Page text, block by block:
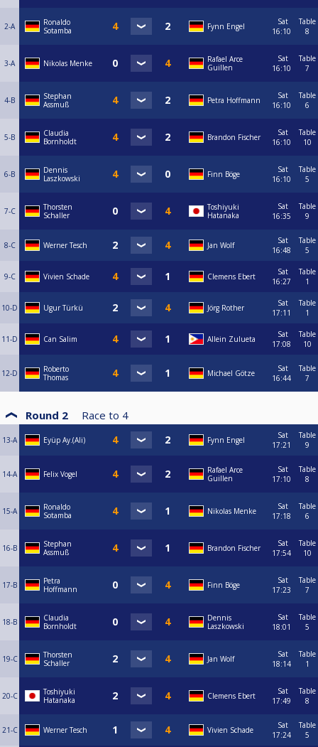
2-A
Ronaldo
Sotamba
Fynn Engel
Sat
16:10
Table
8
3-A Nikolas Menke
Rafael Arce
Guillen
Sat
16:10
Table
7
4-B
Stephan
Assmuß
Petra Hoffmann
Sat
16:10
Table
6
5-B
Claudia
Bornholdt
Brandon Fischer
Sat
16:10
Table
10
6-B
Dennis
Laszkowski
Finn Böge
Sat
16:10
Table
5
7-C
Thorsten
Schaller
Toshiyuki
Hatanaka
Sat
16:35
Table
9
8-C Werner Tesch Jan Wolf
Sat
16:48
Table
5
9-C Vivien Schade Clemens Ebert
Sat
16:27
Table
1
10-D Ugur Türkü Jörg Rother
Sat
17:11
Table
1
11-D Can Salim Allein Zulueta
Sat
17:08
Table
10
12-D
Roberto
Thomas
Michael Götze
Sat
16:44
Table
7
Round 2 Race to 4
13-A Eyüp Ay.(Ali) Fynn Engel
Sat
17:21
Table
9
14-A Felix Vogel
Rafael Arce
Guillen
Sat
17:10
Table
8
15-A
Ronaldo
Sotamba
Nikolas Menke
Sat
17:18
Table
6
16-B
Stephan
Assmuß
Brandon Fischer
Sat
17:54
Table
10
17-B
Petra
Hoffmann
Finn Böge
Sat
17:23
Table
7
18-B
Claudia
Bornholdt
Dennis
Laszkowski
Sat
18:01
Table
5
19-C
Thorsten
Schaller
Jan Wolf
Sat
18:14
Table
1
20-C
Toshiyuki
Hatanaka
Clemens Ebert
Sat
17:49
Table
8
21-C Werner Tesch Vivien Schade
Sat
17:24
Table
5